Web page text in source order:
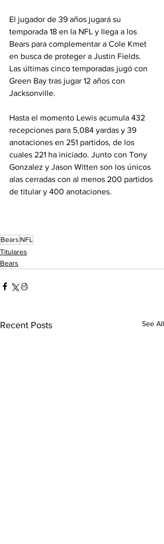
El jugador de 39 años jugará su
temporada 18 en la NFL y llega a los
Bears para complementar a Cole Kmet
en busca de proteger a Justin Fields.
Las últimas cinco temporadas jugó con
Green Bay tras jugar 12 años con
Jacksonville.
Hasta el momento Lewis acumula 432
recepciones para 5,084 yardas y 39
anotaciones en 251 partidos, de los
cuales 221 ha iniciado. Junto con Tony
Gonzalez y Jason Witten son los únicos
alas cerradas con al menos 200 partidos
de titular y 400 anotaciones.
Bears NFL
Titulares
Bears
Recent Posts See All